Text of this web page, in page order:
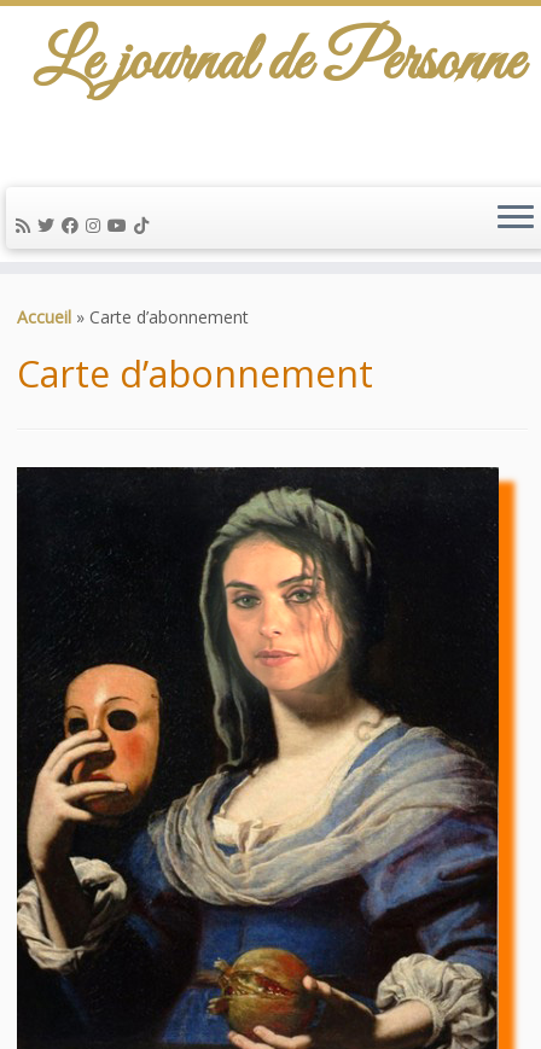
au
Le journal de Personne
Accueil » Carte d’abonnement
Carte d’abonnement